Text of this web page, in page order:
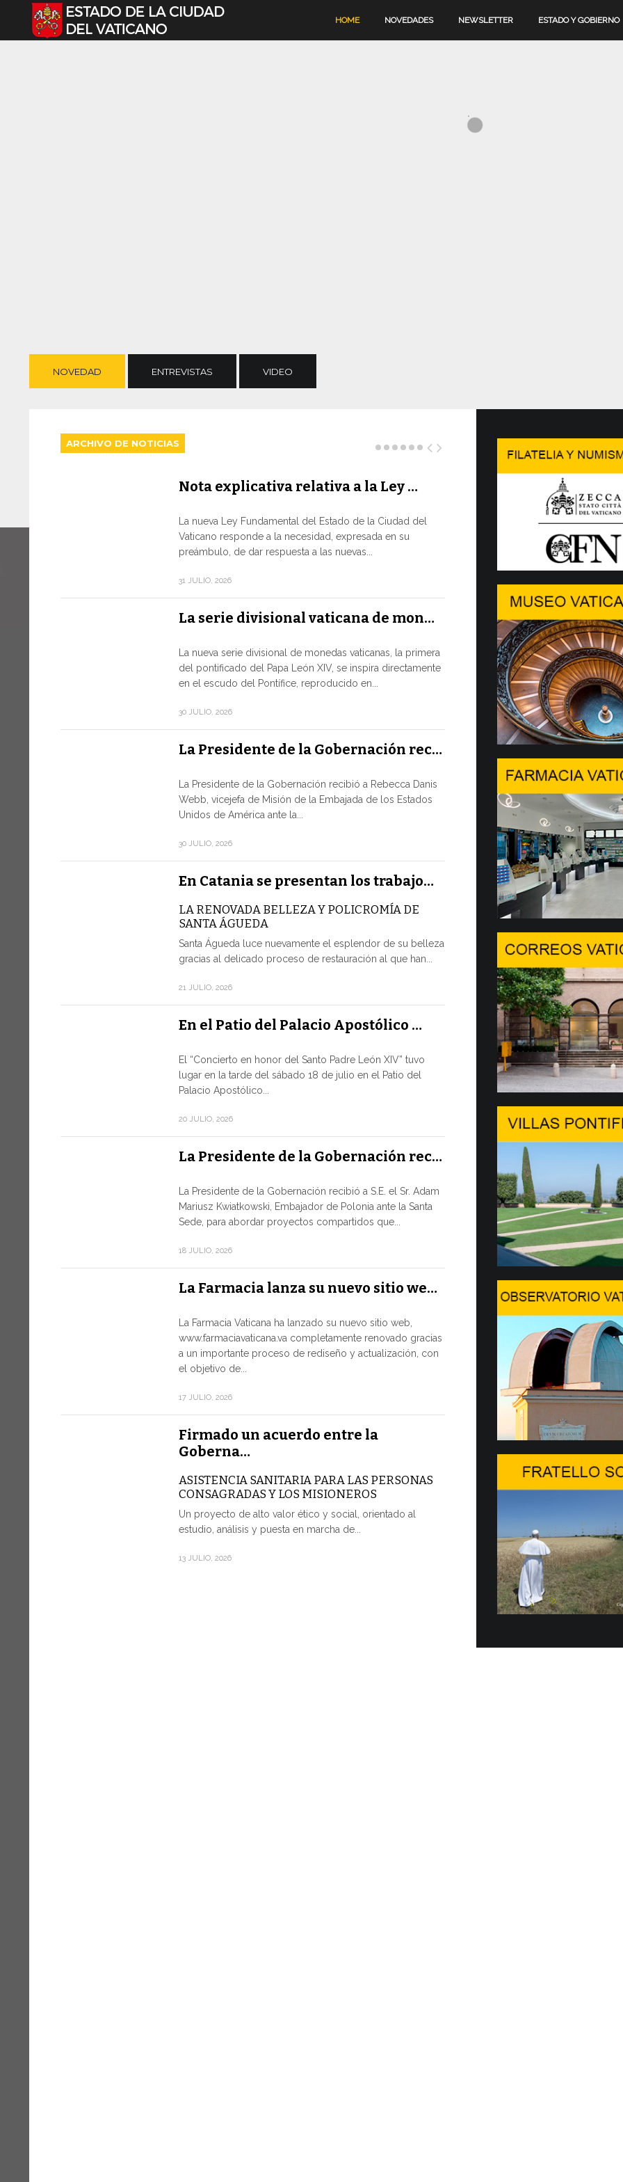
Seleccione su idioma HOME NOVEDADES NEWSLETTER ESTADO Y GOBIERNO
NOVEDAD ENTREVISTAS VIDEO
ARCHIVO DE NOTICIAS
Nota explicativa relativa a la Ley …
La nueva Ley Fundamental del Estado de la Ciudad del
Vaticano responde a la necesidad, expresada en su
preámbulo, de dar respuesta a las nuevas...
31 JULIO, 2026
La serie divisional vaticana de mon…
La nueva serie divisional de monedas vaticanas, la primera
del pontificado del Papa León XIV, se inspira directamente
en el escudo del Pontífice, reproducido en...
30 JULIO, 2026
La Presidente de la Gobernación rec…
La Presidente de la Gobernación recibió a Rebecca Danis
Webb, vicejefa de Misión de la Embajada de los Estados
Unidos de América ante la...
30 JULIO, 2026
En Catania se presentan los trabajo…
LA RENOVADA BELLEZA Y POLICROMÍA DE
SANTA ÁGUEDA
Santa Águeda luce nuevamente el esplendor de su belleza
gracias al delicado proceso de restauración al que han...
21 JULIO, 2026
En el Patio del Palacio Apostólico …
El “Concierto en honor del Santo Padre León XIV” tuvo
lugar en la tarde del sábado 18 de julio en el Patio del
Palacio Apostólico...
20 JULIO, 2026
La Presidente de la Gobernación rec…
La Presidente de la Gobernación recibió a S.E. el Sr. Adam
Mariusz Kwiatkowski, Embajador de Polonia ante la Santa
Sede, para abordar proyectos compartidos que...
18 JULIO, 2026
La Farmacia lanza su nuevo sitio we…
La Farmacia Vaticana ha lanzado su nuevo sitio web,
www.farmaciavaticana.va completamente renovado gracias
a un importante proceso de rediseño y actualización, con
el objetivo de...
17 JULIO, 2026
Firmado un acuerdo entre la
Goberna…
ASISTENCIA SANITARIA PARA LAS PERSONAS
CONSAGRADAS Y LOS MISIONEROS
Un proyecto de alto valor ético y social, orientado al
estudio, análisis y puesta en marcha de...
13 JULIO, 2026
…
LA
EN
En un
13 JULIO, 2026
Tres
Desde hoy
Gobernación
10 JULIO, 2026
En
EL USO
NUNCA
TÉCNICA
Uno de los
CMSI 2026,
En
TIEMPOS
En el marco
por la tarde,
9 JULIO, 2026
El
DIÁLOGO
El Papa
su apertura
8 JULIO, 2026
Del 6 al
julio al
7 JULIO, 2026
2…
Hoy
Forum,
dedicada a
POR UNA
Veinte
entregados
junio, a la